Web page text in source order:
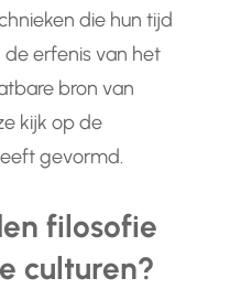
die hun tijd
de erfenis van het
bron van
kijk op de
gevormd.
filosofie
culturen?